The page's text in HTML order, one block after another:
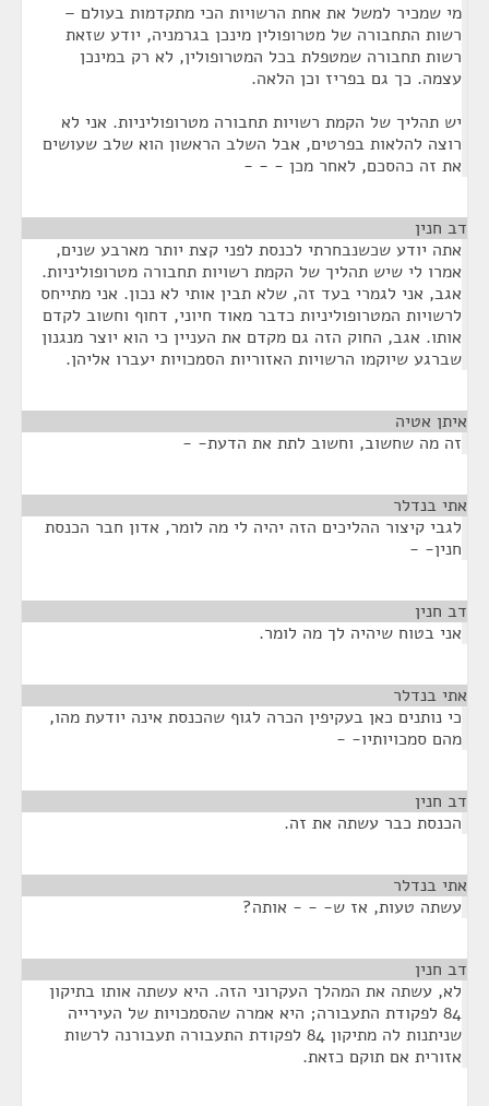
מי שמכיר למשל את אחת הרשויות הכי מתקדמות בעולם –
רשות התחבורה של מטרופולין מינכן בגרמניה, יודע שזאת
רשות תחבורה שמטפלת בכל המטרופולין, לא רק במינכן
עצמה. כך גם בפריז וכן הלאה.
יש תהליך של הקמת רשויות תחבורה מטרופוליניות. אני לא
רוצה להלאות בפרטים, אבל השלב הראשון הוא שלב שעושים
את זה כהסכם, לאחר מכן - - -
דב חנין
אתה יודע שכשנבחרתי לכנסת לפני קצת יותר מארבע שנים,
אמרו לי שיש תהליך של הקמת רשויות תחבורה מטרופוליניות.
אגב, אני לגמרי בעד זה, שלא תבין אותי לא נכון. אני מתייחס
לרשויות המטרופוליניות כדבר מאוד חיוני, דחוף וחשוב לקדם
אותו. אגב, החוק הזה גם מקדם את העניין כי הוא יוצר מנגנון
שברגע שיוקמו הרשויות האזוריות הסמכויות יעברו אליהן.
איתן אטיה
זה מה שחשוב, וחשוב לתת את הדעת- -
אתי בנדלר
לגבי קיצור ההליכים הזה יהיה לי מה לומר, אדון חבר הכנסת
חנין- -
דב חנין
אני בטוח שיהיה לך מה לומר.
אתי בנדלר
כי נותנים כאן בעקיפין הכרה לגוף שהכנסת אינה יודעת מהו,
מהם סמכויותיו- -
דב חנין
הכנסת כבר עשתה את זה.
אתי בנדלר
עשתה טעות, אז ש- - - אותה?
דב חנין
לא, עשתה את המהלך העקרוני הזה. היא עשתה אותו בתיקון
84 לפקודת התעבורה; היא אמרה שהסמכויות של העירייה
שניתנות לה מתיקון 84 לפקודת התעבורה תעבורנה לרשות
אזורית אם תוקם כזאת.